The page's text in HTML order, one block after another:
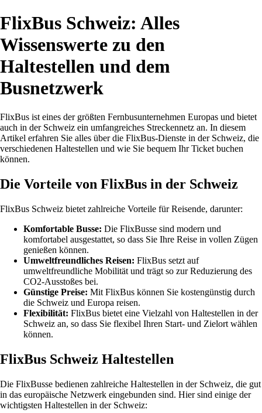
FlixBus Schweiz: Alles
Wissenswerte zu den
Haltestellen und dem
Busnetzwerk
FlixBus ist eines der größten Fernbusunternehmen Europas und bietet
auch in der Schweiz ein umfangreiches Streckennetz an. In diesem
Artikel erfahren Sie alles über die FlixBus-Dienste in der Schweiz, die
verschiedenen Haltestellen und wie Sie bequem Ihr Ticket buchen
können.
Die Vorteile von FlixBus in der Schweiz
FlixBus Schweiz bietet zahlreiche Vorteile für Reisende, darunter:
Komfortable Busse: Die FlixBusse sind modern und
komfortabel ausgestattet, so dass Sie Ihre Reise in vollen Zügen
genießen können.
Umweltfreundliches Reisen: FlixBus setzt auf
umweltfreundliche Mobilität und trägt so zur Reduzierung des
CO2-Ausstoßes bei.
Günstige Preise: Mit FlixBus können Sie kostengünstig durch
die Schweiz und Europa reisen.
Flexibilität: FlixBus bietet eine Vielzahl von Haltestellen in der
Schweiz an, so dass Sie flexibel Ihren Start- und Zielort wählen
können.
FlixBus Schweiz Haltestellen
Die FlixBusse bedienen zahlreiche Haltestellen in der Schweiz, die gut
in das europäische Netzwerk eingebunden sind. Hier sind einige der
wichtigsten Haltestellen in der Schweiz: